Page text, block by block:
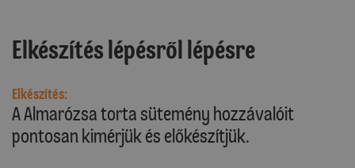
Elkészítés lépésről lépésre
Elkészítés:
A Almarózsa torta sütemény hozzávalóit
pontosan kimérjük és előkészítjük.